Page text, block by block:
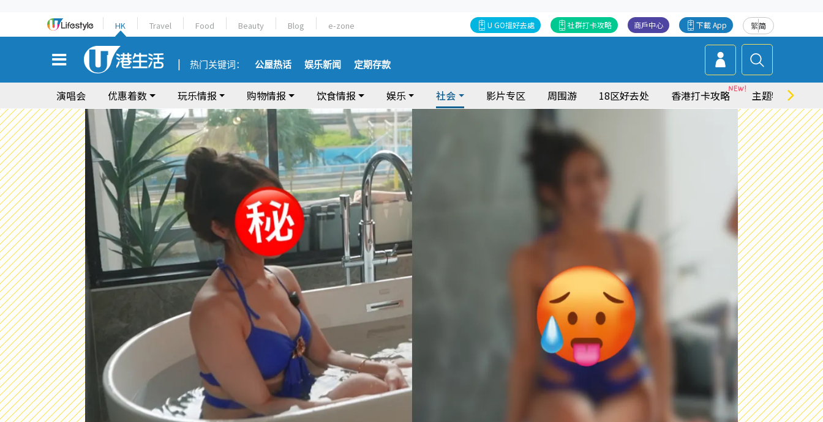
HK Travel Food Beauty Blog e-zone 繁简
下載 App
商戶中心
社群打卡攻略
U GO搵好去處
热门关键词： 公屋热话 娱乐新闻 定期存款
演唱会 优惠着数 玩乐情报 购物情报 饮食情报 娱乐 社会 影片专区 周围游 18区好去处 香港打卡攻略 主题特集